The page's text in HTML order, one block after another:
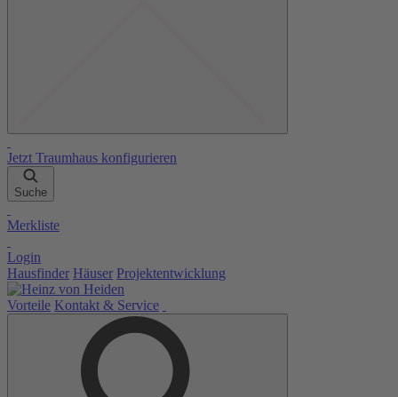
Jetzt Traumhaus konfigurieren
Suche
Merkliste
Login
Hausfinder Häuser Projektentwicklung
Vorteile Kontakt & Service